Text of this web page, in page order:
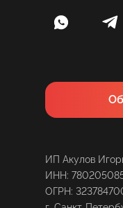
ИП Акулов
ИНН:
ОГРН: